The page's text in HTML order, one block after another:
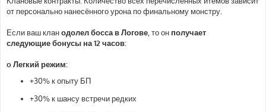
от персонально нанесённого урона по финальному монстру.
Если ваш кланодолел босса в Логове , то он получает
следующие бонусы на 12 часов:
o Легкий режим:
+30% к опыту БП
+30% к шансу встречи редких